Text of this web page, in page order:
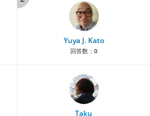
Yuya J. Kato
回答数： 0
Taku